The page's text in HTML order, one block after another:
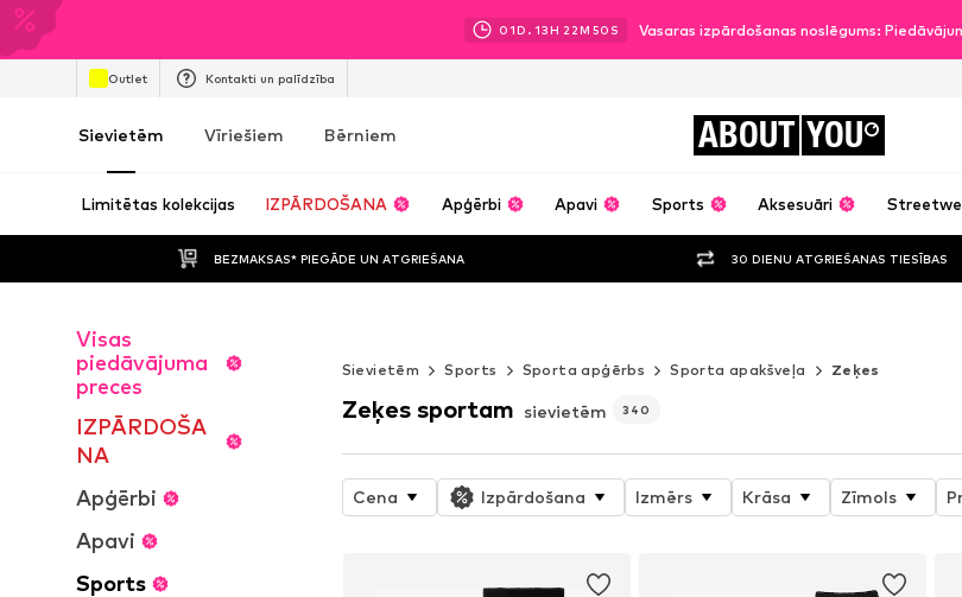
01D. 13H 22M 48 S Vasaras izpārdošanas noslēgums:
Outlet Kontakti un palīdzība
Sievietēm Vīriešiem Bērniem ABOUT YOU
Limitētas kolekcijas IZPĀRDOŠANA Apģērbi Apavi Sports Aksesuāri
BEZMAKSAS* PIEGĀDE UN ATGRIEŠANA 30 DIENU ATGRIEŠANAS TIESĪBAS
Visas
piedāvājuma
preces
IZPĀRDOŠA
NA
Apģērbi
Apavi
Sports
Sievietēm
Sports Sporta apģērbs Sporta apakšveļa Zeķes
Zeķes sportam sievietēm 340
Cena Izpārdošana Izmērs Krāsa Zīmols